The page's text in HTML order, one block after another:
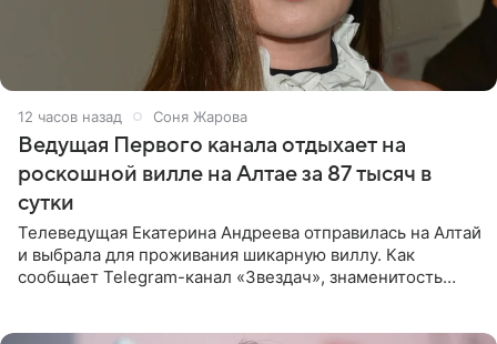
12 часов назад Соня Жарова
Ведущая Первого канала отдыхает на
роскошной вилле на Алтае за 87 тысяч в
сутки
Телеведущая Екатерина Андреева отправилась на Алтай
и выбрала для проживания шикарную виллу. Как
сообщает Telegram-канал «Звездач», знаменитость